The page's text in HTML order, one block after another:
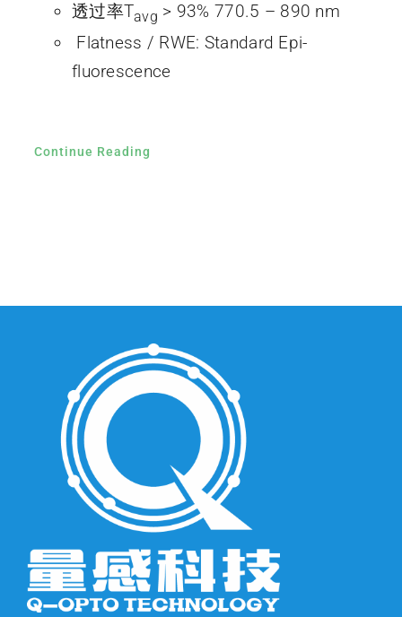
透过率Tavg > 93% 770.5 – 890 nm
Flatness / RWE: Standard Epi-
fluorescence
Continue Reading